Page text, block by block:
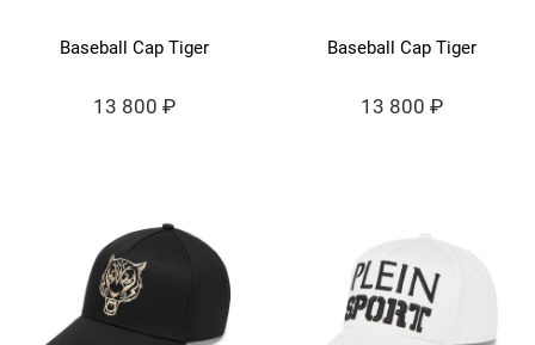
Baseball Cap Tiger
13 800 ₽
Baseball Cap Tiger
13 800 ₽